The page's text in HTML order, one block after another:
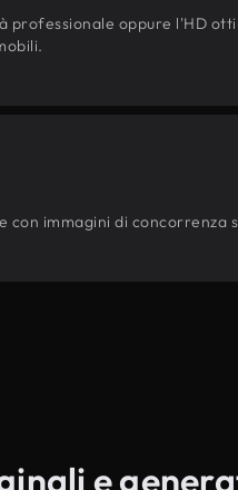
professionale oppure l'HD
con immagini di
e